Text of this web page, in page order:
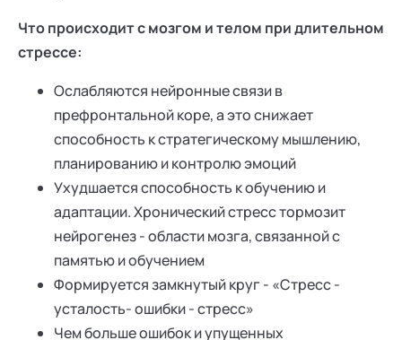
Что происходит с мозгом и телом при длительном
стрессе:
Ослабляются нейронные связи в
префронтальной коре, а это снижает
способность к стратегическому мышлению,
планированию и контролю эмоций
Ухудшается способность к обучению и
адаптации. Хронический стресс тормозит
нейрогенез - области мозга, связанной с
памятью и обучением
Формируется замкнутый круг - «Стресс -
усталость- ошибки - стресс»
Чем больше ошибок и упущенных